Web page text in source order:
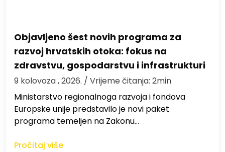
Objavljeno šest novih programa za
razvoj hrvatskih otoka: fokus na
zdravstvu, gospodarstvu i infrastrukturi
9 kolovoza , 2026. / Vrijeme čitanja: 2min
Ministarstvo regionalnoga razvoja i fondova
Europske unije predstavilo je novi paket
programa temeljen na Zakonu…
Pročitaj više